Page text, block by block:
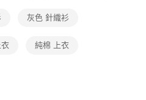
擊此簡訊中的連結，可透過四大超商／
之訂單仍視為有效，需透過AFTEE先享
付 」之結帳頁面顯示為準，若有關於
)免運費
灰色 針織衫
純棉 上衣